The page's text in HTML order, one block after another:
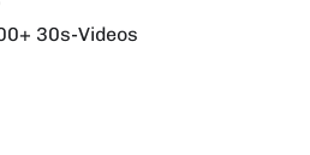
30s-Videos